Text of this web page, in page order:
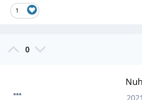
1
0